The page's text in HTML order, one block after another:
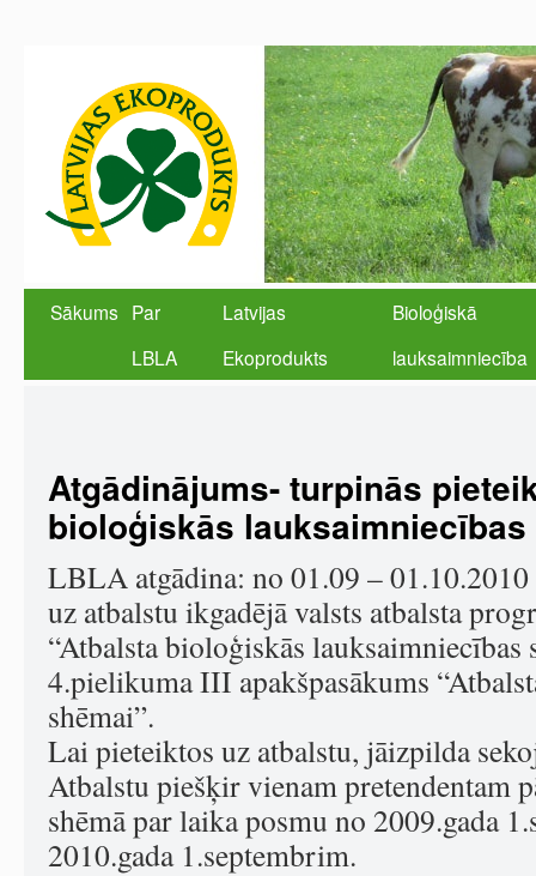
Sākums Par
LBLA
Latvijas
Ekoprodukts
Bioloģiskā
lauksaimniecība
Atgādinājums- turpinās
bioloģiskās lauksaimniecības
LBLA atgādina: no 01.09 –
uz atbalstu ikgadējā valsts atbalsta
“Atbalsta bioloģiskās lauksaimniecības
4.pielikuma III apakšpasākums
shēmai”.
Lai pieteiktos uz atbalstu, jāizpilda
Atbalstu piešķir vienam pretendentam
shēmā par laika posmu no 2009.gada
2010.gada 1.septembrim.